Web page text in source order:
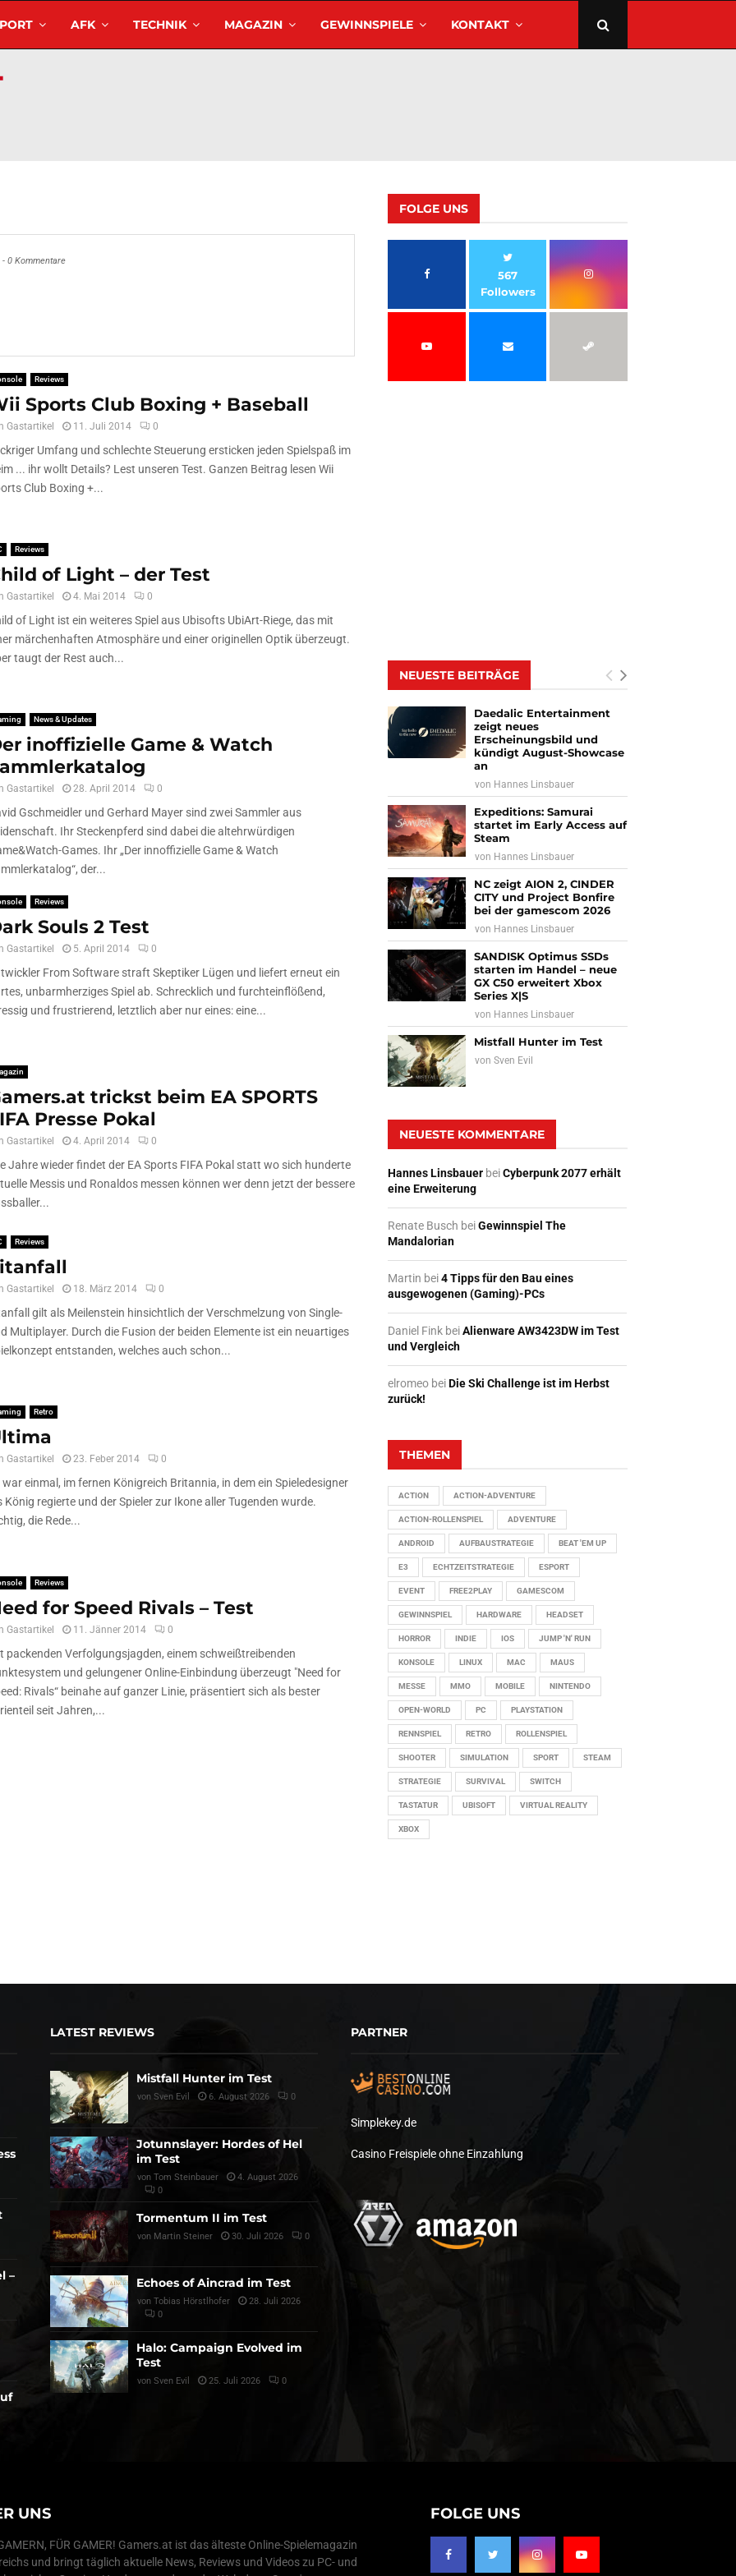
AFK TECHNIK MAGAZIN GEWINNSPIELE KONTAKT
- 0 Kommentare
Reviews
Sports Club Boxing + Baseball
Gastartikel 11. Juli 2014 0
Umfang und schlechte Steuerung ersticken jeden Spielspaß im
... ihr wollt Details? Lest unseren Test. Ganzen Beitrag lesen Wii
Club Boxing +...
Reviews
of Light – der Test
Gastartikel 4. Mai 2014 0
of Light ist ein weiteres Spiel aus Ubisofts UbiArt-Riege, das mit
märchenhaften Atmosphäre und einer originellen Optik überzeugt.
taugt der Rest auch...
News & Updates
inoffizielle Game & Watch
Gastartikel 28. April 2014 0
Gschmeidler und Gerhard Mayer sind zwei Sammler aus
Ihr Steckenpferd sind dabei die altehrwürdigen
Games. Ihr „Der innoffizielle Game & Watch
der...
Reviews
Souls 2 Test
Gastartikel 5. April 2014 0
From Software straft Skeptiker Lügen und liefert erneut ein
unbarmherziges Spiel ab. Schrecklich und furchteinflößend,
und frustrierend, letztlich aber nur eines: eine...
trickst beim EA SPORTS
Presse Pokal
Gastartikel 4. April 2014 0
Jahre wieder findet der EA Sports FIFA Pokal statt wo sich hunderte
Messis und Ronaldos messen können wer denn jetzt der bessere
Reviews
Gastartikel 18. März 2014 0
gilt als Meilenstein hinsichtlich der Verschmelzung von Single-
Multiplayer. Durch die Fusion der beiden Elemente ist ein neuartiges
entstanden, welches auch schon...
Retro
Gastartikel 23. Feber 2014 0
war einmal, im fernen Königreich Britannia, in dem ein Spieledesigner
König regierte und der Spieler zur Ikone aller Tugenden wurde.
die Rede...
Reviews
for Speed Rivals – Test
Gastartikel 11. Jänner 2014 0
packenden Verfolgungsjagden, einem schweißtreibenden
und gelungener Online-Einbindung überzeugt "Need for
Rivals“ beinahe auf ganzer Linie, präsentiert sich als bester
seit Jahren,...
FOLGE UNS
567
Followers
NEUESTE BEITRÄGE
Daedalic Entertainment
zeigt neues
Erscheinungsbild und
kündigt August-Showcase
an
von Hannes Linsbauer
Expeditions: Samurai
startet im Early Access auf
Steam
von Hannes Linsbauer
NC zeigt AION 2, CINDER
CITY und Project Bonfire
bei der gamescom 2026
von Hannes Linsbauer
SANDISK Optimus SSDs
starten im Handel – neue
GX C50 erweitert Xbox
Series X|S
von Hannes Linsbauer
Mistfall Hunter im Test
vonSven Evil
NEUESTE KOMMENTARE
Hannes Linsbauer beiCyberpunk 2077 erhält
eine Erweiterung
Renate Busch beiGewinnspiel The
Mandalorian
Martin bei4 Tipps für den Bau eines
ausgewogenen (Gaming)-PCs
Daniel Fink beiAlienware AW3423DW im Test
und Vergleich
elromeo beiDie Ski Challenge ist im Herbst
zurück!
THEMEN
ACTION ACTION-ADVENTURE
ACTION-ROLLENSPIEL ADVENTURE
ANDROID AUFBAUSTRATEGIE BEAT 'EM UP
E3 ECHTZEITSTRATEGIE ESPORT
EVENT FREE2PLAY GAMESCOM
GEWINNSPIEL HARDWARE HEADSET
HORROR INDIE IOS JUMP 'N' RUN
KONSOLE LINUX MAC MAUS
MESSE MMO MOBILE NINTENDO
OPEN-WORLD PC PLAYSTATION
RENNSPIEL RETRO ROLLENSPIEL
SHOOTER SIMULATION SPORT STEAM
STRATEGIE SURVIVAL SWITCH
TASTATUR UBISOFT VIRTUAL REALITY
XBOX
–
LATEST REVIEWS
Mistfall Hunter im Test
von Sven Evil 6. August 2026 0
Jotunnslayer: Hordes of Hel
im Test
von Tom Steinbauer
4. August 2026
0
Tormentum II im Test
von Martin Steiner 30. Juli 2026 0
Echoes of Aincrad im Test
von Tobias Hörstlhofer
28. Juli 2026
0
Halo: Campaign Evolved im
Test
von Sven Evil 25. Juli 2026 0
PARTNER
Simplekey.de
Casino Freispiele ohne Einzahlung
UNS
FÜR GAMER! Gamers.at ist das älteste Online-Spielemagazin
und bringt täglich aktuelle News, Reviews und Videos zu PC- und
FOLGE UNS